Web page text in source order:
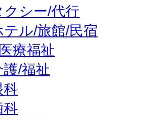
クシー/代行
テル/旅館/民宿
療福祉
護/福祉
科
科